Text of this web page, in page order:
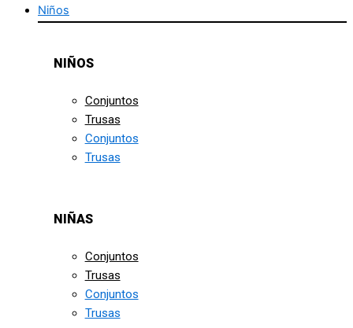
Niños
NIÑOS
Conjuntos
Trusas
Conjuntos
Trusas
NIÑAS
Conjuntos
Trusas
Conjuntos
Trusas